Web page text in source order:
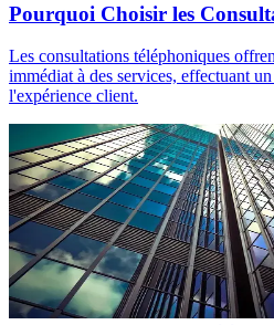
Pourquoi Choisir les
Les consultations téléphoniques
immédiat à des services, effectuant
l'expérience client.